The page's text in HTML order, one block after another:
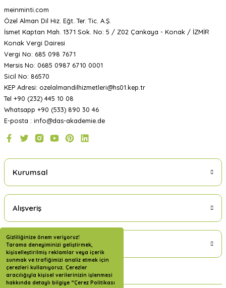
Gizliliğinize önem veriyoruz!
Tarama deneyiminizi geliştirmek,
kişiselleştirilmiş reklamlar veya içerik
sunmak ve trafiğimizi analiz etmek için
çerezleri kullanıyoruz. Çerezler
aracılığıyla kişisel verilerinizin işlenmesi
hakkında detaylı bilgiye “Çerez Politikası
meinminti.com
Özel Alman Dil Hiz. Eğt. Ter. Tic. A.Ş.
İsmet Kaptan Mah. 1371 Sok. No: 5 / Z02 Çankaya - Konak / İZMİR
Konak Vergi Dairesi
Vergi No: 685 098 7671
Mersis No: 0685 0987 6710 0001
Sicil No: 86570
KEP Adresi: ozelalmandilhizmetleri@hs01.kep.tr
Tel +90 (232) 445 10 08
Whatsapp +90 (533) 890 30 46
E-posta : info@das-akademie.de
Kurumsal
Alışveriş
Üyelik